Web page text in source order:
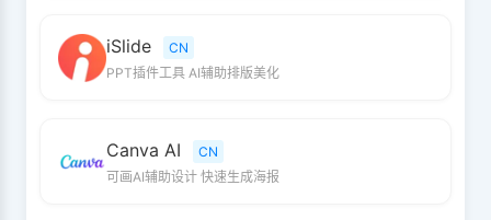
iSlide
CN
PPT插件工具 AI辅助排版美化
Canva AI
CN
可画AI辅助设计 快速生成海报